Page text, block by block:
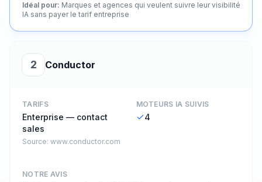
Idéal pour: Marques et agences qui veulent suivre leur visibilité
IA sans payer le tarif entreprise
2 Conductor
TARIFS
Enterprise — contact
sales
Source: www.conductor.com
MOTEURS IA SUIVIS
4
NOTRE AVIS